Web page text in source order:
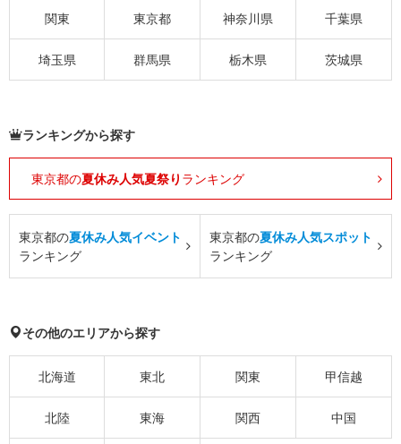
関東 東京都 神奈川県 千葉県
埼玉県 群馬県 栃木県 茨城県
ランキングから探す
東京都の夏休み人気夏祭り ランキング
東京都の夏休み人気イベント
ランキング
東京都の夏休み人気スポット
ランキング
その他のエリアから探す
北海道 東北 関東 甲信越
北陸 東海 関西 中国